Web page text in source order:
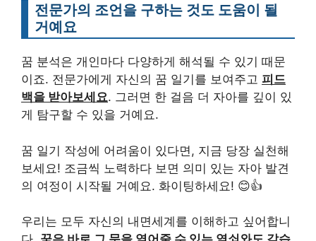
전문가의 조언을 구하는 것도 도움이 될
거예요
꿈 분석은 개인마다 다양하게 해석될 수 있기 때문
이죠. 전문가에게 자신의 꿈 일기를 보여주고 피드
백을 받아보세요. 그러면 한 걸음 더 자아를 깊이 있
게 탐구할 수 있을 거예요.
꿈 일기 작성에 어려움이 있다면, 지금 당장 실천해
보세요! 조금씩 노력하다 보면 의미 있는 자아 발견
의 여정이 시작될 거예요. 화이팅하세요! 😊👍
우리는 모두 자신의 내면세계를 이해하고 싶어합니